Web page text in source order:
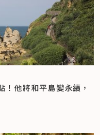
他將和平島變永續，